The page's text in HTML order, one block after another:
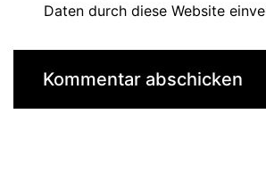
Daten durch diese Website